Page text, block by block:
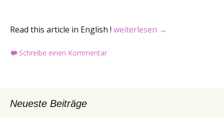
Read this article in English ! Der Geburtstag … / The
weiterlesen →
Schreibe einen Kommentar
Neueste Beiträge